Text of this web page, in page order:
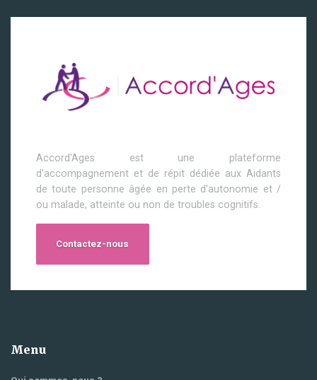
Accord'Ages est une plateforme
d'accompagnement et de répit dédiée aux Aidants
de toute personne âgée en perte d'autonomie et /
ou malade, atteinte ou non de troubles cognitifs.
Contactez-nous
Menu